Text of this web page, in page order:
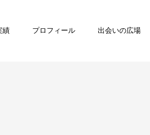
績 プロフィール 出会いの広場